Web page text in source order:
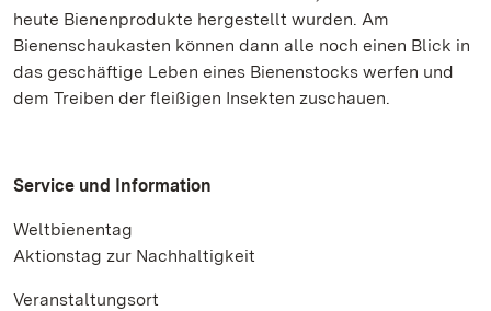
heute Bienenprodukte hergestellt wurden. Am
Bienenschaukasten können dann alle noch einen Blick in
das geschäftige Leben eines Bienenstocks werfen und
dem Treiben der fleißigen Insekten zuschauen.
Service und Information
Weltbienentag
Aktionstag zur Nachhaltigkeit
Veranstaltungsort